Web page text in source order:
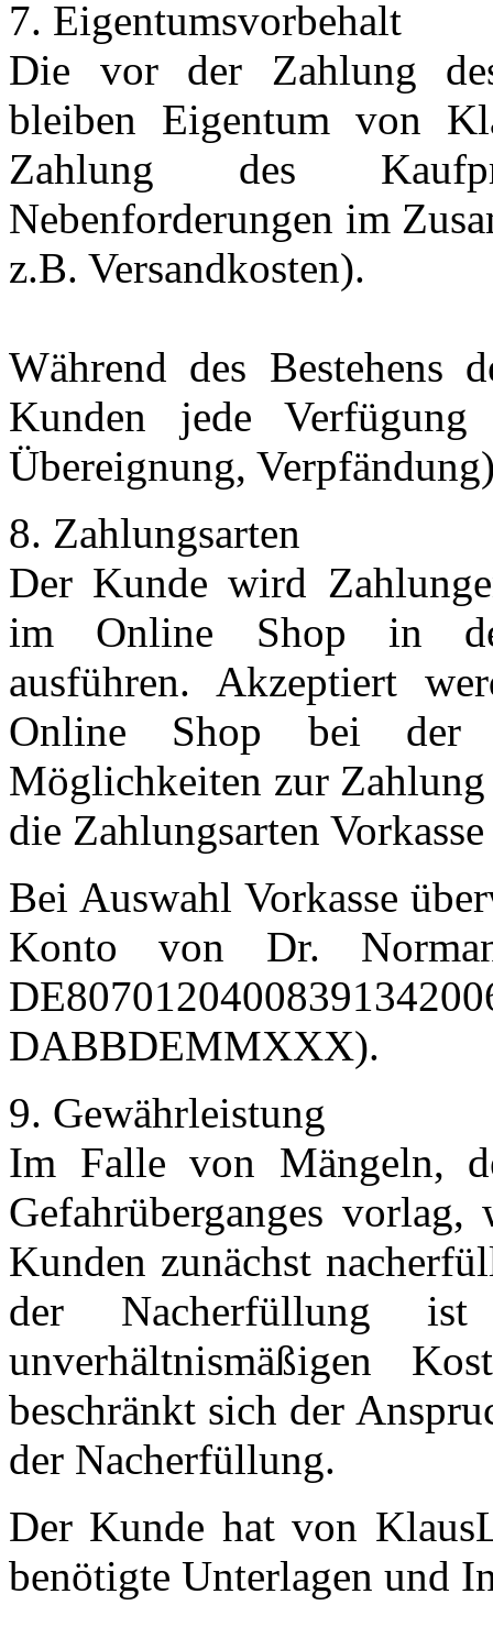
7. Eigentumsvorbehalt
Die vor der Zahlung
bleiben Eigentum von
Zahlung des
Nebenforderungen im
z.B. Versandkosten).
Während des Bestehens
Kunden jede
Übereignung,
8. Zahlungsarten
Der Kunde wird
im Online Shop in
ausführen. Akzeptiert
Online Shop bei der
Möglichkeiten zur Zahlung
die Zahlungsarten
Bei Auswahl Vorkasse
Konto von Dr.
DABBDEMMXXX).
9. Gewährleistung
Im Falle von Mängeln,
Gefahrüberganges
Kunden zunächst
der Nacherfüllung
unverhältnismäßigen
beschränkt sich der
der Nacherfüllung.
Der Kunde hat von
benötigte Unterlagen und